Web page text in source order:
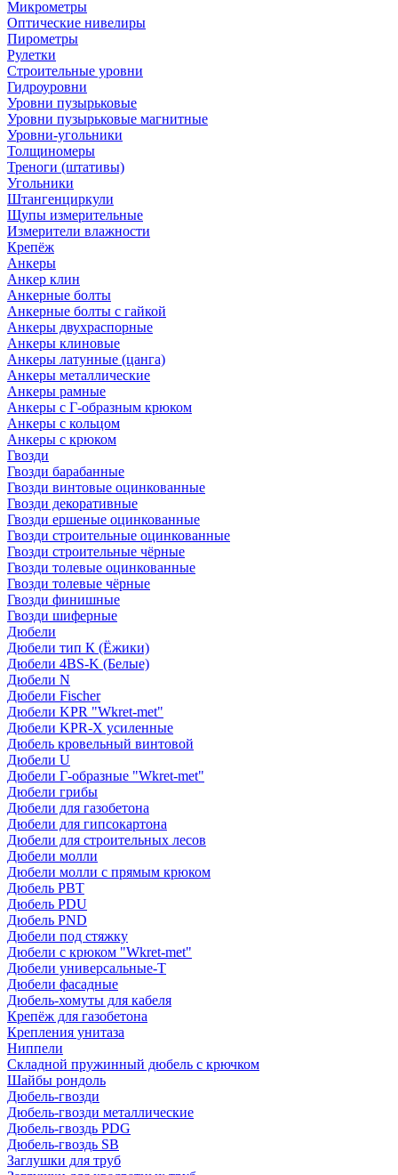
Микрометры
Оптические нивелиры
Пирометры
Рулетки
Строительные уровни
Гидроуровни
Уровни пузырьковые
Уровни пузырьковые магнитные
Уровни-угольники
Толщиномеры
Треноги (штативы)
Угольники
Штангенциркули
Щупы измерительные
Измерители влажности
Крепёж
Анкеры
Анкер клин
Анкерные болты
Анкерные болты с гайкой
Анкеры двухраспорные
Анкеры клиновые
Анкеры латунные (цанга)
Анкеры металлические
Анкеры рамные
Анкеры с Г-образным крюком
Анкеры с кольцом
Анкеры с крюком
Гвозди
Гвозди барабанные
Гвозди винтовые оцинкованные
Гвозди декоративные
Гвозди ершеные оцинкованные
Гвозди строительные оцинкованные
Гвозди строительные чёрные
Гвозди толевые оцинкованные
Гвозди толевые чёрные
Гвозди финишные
Гвозди шиферные
Дюбели
Дюбели тип К (Ёжики)
Дюбели 4BS-K (Белые)
Дюбели N
Дюбели Fischer
Дюбели KPR "Wkret-met"
Дюбели KPR-Х усиленные
Дюбель кровельный винтовой
Дюбели U
Дюбели Г-образные "Wkret-met"
Дюбели грибы
Дюбели для газобетона
Дюбели для гипсокартона
Дюбели для строительных лесов
Дюбели молли
Дюбели молли с прямым крюком
Дюбель PBT
Дюбель PDU
Дюбель PND
Дюбели под стяжку
Дюбели с крюком "Wkret-met"
Дюбели универсальные-Т
Дюбели фасадные
Дюбель-хомуты для кабеля
Крепёж для газобетона
Крепления унитаза
Ниппели
Складной пружинный дюбель с крючком
Шайбы рондоль
Дюбель-гвозди
Дюбель-гвозди металлические
Дюбель-гвоздь PDG
Дюбель-гвоздь SB
Заглушки для труб